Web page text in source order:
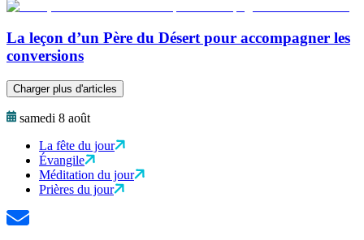
La leçon d’un Père du Désert pour accompagner les
conversions
Charger plus d'articles
samedi 8 août
La fête du jour
Évangile
Méditation du jour
Prières du jour